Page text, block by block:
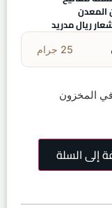
المعدن
25 جرام
إلى السلة